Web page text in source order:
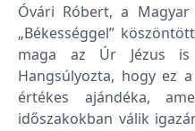
Óvári Róbert, a Magyar
„Békességgel”
maga az Úr Jézus is
Hangsúlyozta, hogy ez
értékes ajándéka,
időszakokban válik